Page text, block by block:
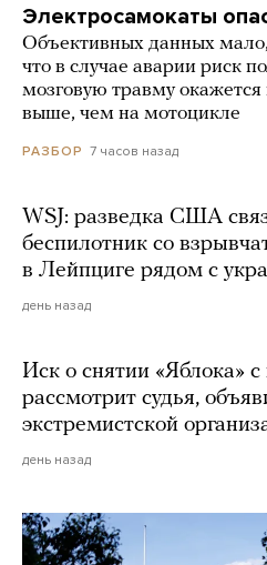
Электросамокаты
Объективных данных
что в случае аварии риск
мозговую травму окажется
выше, чем на мотоцикле
РАЗБОР 7 часов назад
WSJ: разведка США
беспилотник со
в Лейпциге рядом с
день назад
Иск о снятии «Яблока»
рассмотрит судья,
экстремистской
день назад